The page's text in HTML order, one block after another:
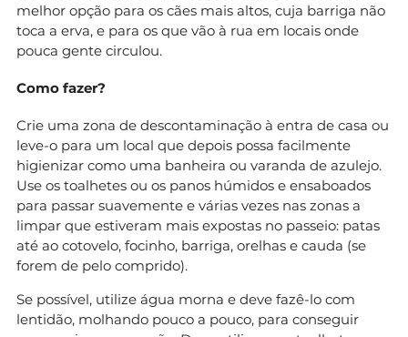
melhor opção para os cães mais altos, cuja barriga não
toca a erva, e para os que vão à rua em locais onde
pouca gente circulou.
Como fazer?
Crie uma zona de descontaminação à entra de casa ou
leve-o para um local que depois possa facilmente
higienizar como uma banheira ou varanda de azulejo.
Use os toalhetes ou os panos húmidos e ensaboados
para passar suavemente e várias vezes nas zonas a
limpar que estiveram mais expostas no passeio: patas
até ao cotovelo, focinho, barriga, orelhas e cauda (se
forem de pelo comprido).
Se possível, utilize água morna e deve fazê-lo com
lentidão, molhando pouco a pouco, para conseguir